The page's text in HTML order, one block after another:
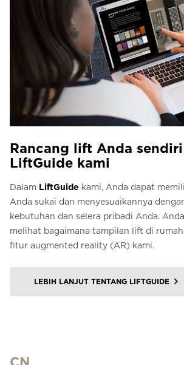
Rancang lift Anda
LiftGuide kami
Dalam LiftGuide kami, Anda dapat
Anda sukai dan menyesuaikannya
kebutuhan dan selera pribadi Anda.
melihat bagaimana tampilan lift di
fitur augmented reality (AR) kami.
LEBIH LANJUT TENTANG LIFTGUIDE